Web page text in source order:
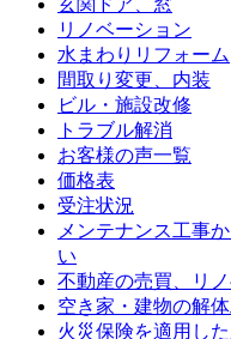
玄関ドア、窓
リノベーション
水まわりリフォーム
間取り変更、内装
ビル・施設改修
トラブル解消
お客様の声一覧
価格表
受注状況
メンテナンス工事
い
不動産の売買、リ
空き家・建物の解
火災保険を適用し